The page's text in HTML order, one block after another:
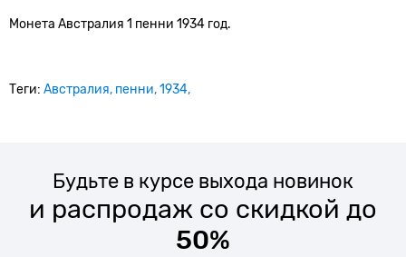
Монета Австралия 1 пенни 1934 год.
Теги: Австралия пенни 1934
Будьте в курсе выхода новинок
и распродаж со скидкой до
50%